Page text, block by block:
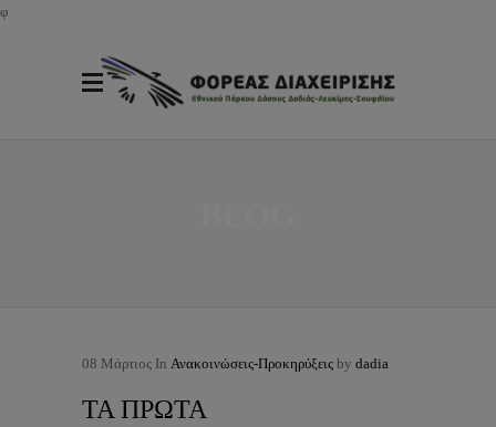
φ
08 Μάρτιος In Ανακοινώσεις-Προκηρύξεις by dadia
ΤΑ ΠΡΩΤΑ